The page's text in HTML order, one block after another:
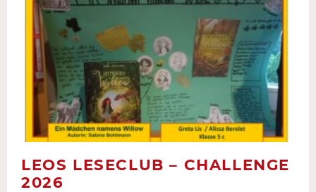
LEOS LESECLUB – CHALLENGE
2026